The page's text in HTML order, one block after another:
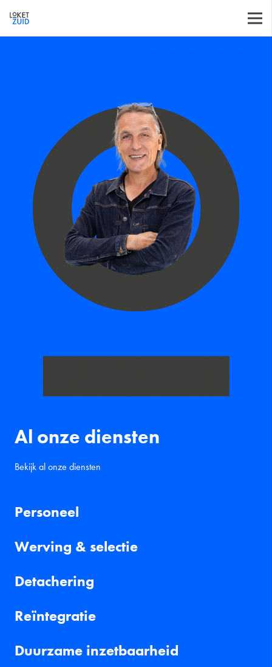
Al onze diensten
Bekijk al onze diensten
Personeel
Werving & selectie
Detachering
Reïntegratie
Duurzame inzetbaarheid